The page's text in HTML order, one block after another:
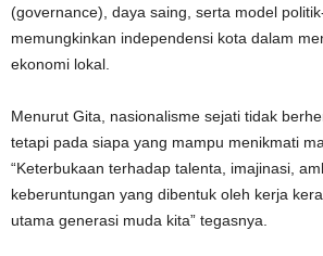
(governance), daya saing, serta model
memungkinkan independensi kota dalam
ekonomi lokal.
Menurut Gita, nasionalisme sejati tidak
tetapi pada siapa yang mampu menikmati
“Keterbukaan terhadap talenta, imajinasi,
keberuntungan yang dibentuk oleh kerja
utama generasi muda kita” tegasnya.